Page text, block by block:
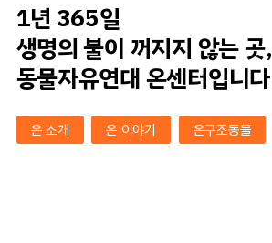
1년 365일
생명의 불이 꺼지지 않는 곳,
동물자유연대 온센터입니
온 소개 온 이야기 온구조동물